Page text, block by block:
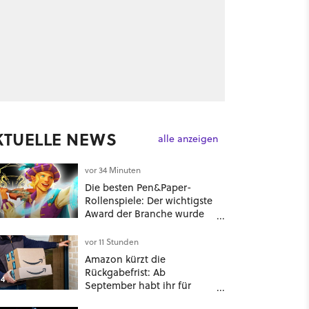
NEWS alle anzeigen
vor 34 Minuten
Die besten Pen&Paper-
Rollenspiele: Der wichtigste
Award der Branche wurde
Konkurrent ist der große
Gewinner
vor 11 Stunden
Amazon kürzt die
Rückgabefrist: Ab
September habt ihr für